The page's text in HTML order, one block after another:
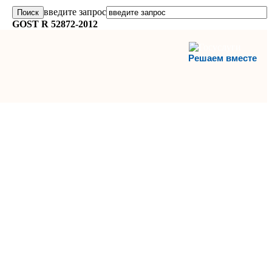
введите запрос
GOST R 52872-2012
Решаем вместе